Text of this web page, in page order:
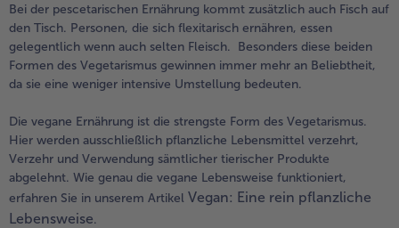
Bei der pescetarischen Ernährung kommt zusätzlich auch Fisch auf
den Tisch. Personen, die sich flexitarisch ernähren, essen
gelegentlich wenn auch selten Fleisch. Besonders diese beiden
Formen des Vegetarismus gewinnen immer mehr an Beliebtheit,
da sie eine weniger intensive Umstellung bedeuten.
Die vegane Ernährung ist die strengste Form des Vegetarismus.
Hier werden ausschließlich pflanzliche Lebensmittel verzehrt,
Verzehr und Verwendung sämtlicher tierischer Produkte
abgelehnt. Wie genau die vegane Lebensweise funktioniert,
erfahren Sie in unserem Artikel Vegan: Eine rein pflanzliche
Lebensweise.